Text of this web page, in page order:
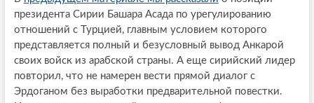
президента Сирии Башара Асада по урегулированию
отношений с Турцией, главным условием которого
представляется полный и безусловный вывод Анкарой
своих войск из арабской страны. А еще сирийский лидер
повторил, что не намерен вести прямой диалог с
Эрдоганом без выработки предварительной повестки.